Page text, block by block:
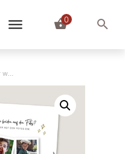
0
Wo oder wann wurde das Foto gemacht?